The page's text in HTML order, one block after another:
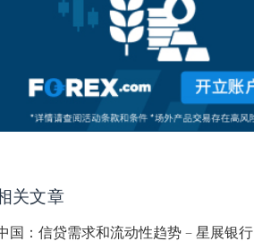
关文章
国：信贷需求和流动性趋势 – 星展银行